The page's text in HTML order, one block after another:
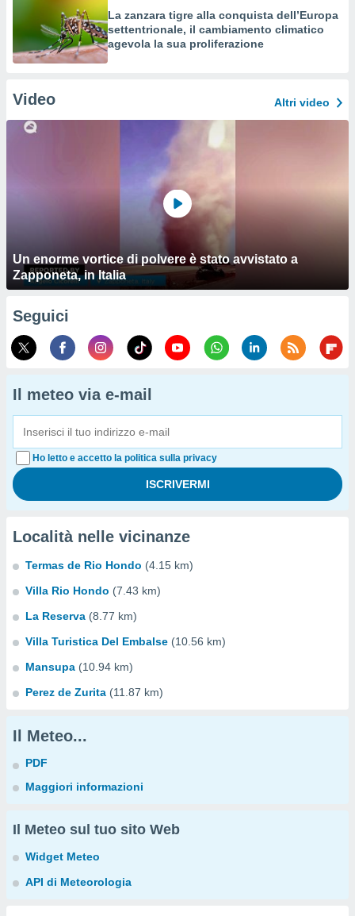
La zanzara tigre alla conquista dell’Europa
settentrionale, il cambiamento climatico
agevola la sua proliferazione
Video Altri video
Un enorme vortice di polvere è stato avvistato a
Zapponeta, in Italia
Seguici
Il meteo via e-mail
Ho letto e accetto la politica sulla privacy
Località nelle vicinanze
Termas de Rio Hondo (4.15 km)
Villa Rio Hondo (7.43 km)
La Reserva (8.77 km)
Villa Turistica Del Embalse (10.56 km)
Mansupa (10.94 km)
Perez de Zurita (11.87 km)
Il Meteo...
PDF
Maggiori informazioni
Il Meteo sul tuo sito Web
Widget Meteo
API di Meteorologia